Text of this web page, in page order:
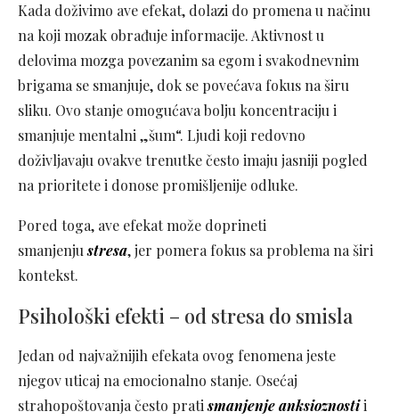
Kada doživimo ave efekat, dolazi do promena u načinu
na koji mozak obrađuje informacije. Aktivnost u
delovima mozga povezanim sa egom i svakodnevnim
brigama se smanjuje, dok se povećava fokus na širu
sliku. Ovo stanje omogućava bolju koncentraciju i
smanjuje mentalni „šum“. Ljudi koji redovno
doživljavaju ovakve trenutke često imaju jasniji pogled
na prioritete i donose promišljenije odluke.
Pored toga, ave efekat može doprineti
smanjenjustresa, jer pomera fokus sa problema na širi
kontekst.
Psihološki efekti – od stresa do smisla
Jedan od najvažnijih efekata ovog fenomena jeste
njegov uticaj na emocionalno stanje. Osećaj
strahopoštovanja često pratismanjenje anksioznostii